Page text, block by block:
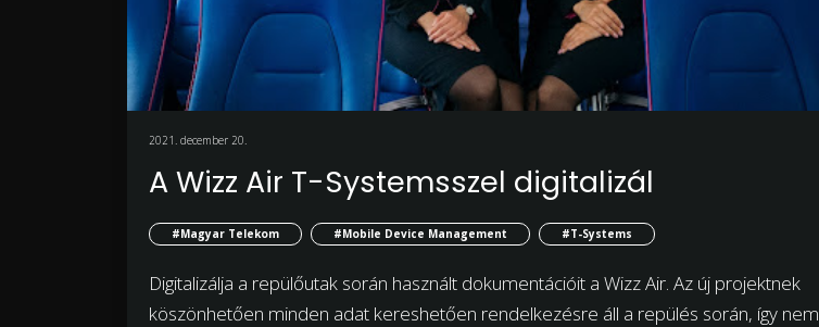
2021. december 20.
A Wizz Air T-Systemsszel digitalizál
#Magyar Telekom #Mobile Device Management #T-Systems
Digitalizálja a repülőutak során használt dokumentációit a Wizz Air. Az új projektnek
köszönhetően minden adat kereshetően rendelkezésre áll a repülés során, így nem